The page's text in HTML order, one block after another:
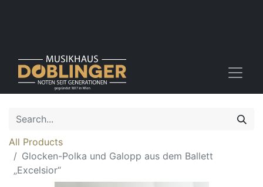
All Products
Glocken-Polka und Galopp aus dem Ballett
„Excelsior“